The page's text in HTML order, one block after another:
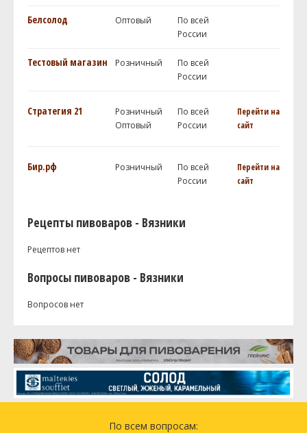
Белсолод Оптовый
По всей
России
Тестовый магазин Розничный
По всей
России
Стратегия 21
Розничный
Оптовый
По всей
России
Перейти на
сайт
Бир.рф Розничный
По всей
России
Перейти на
сайт
Рецепты пивоваров - Вязники
Рецептов нет
Вопросы пивоваров - Вязники
Вопросов нет
По всем вопросам: